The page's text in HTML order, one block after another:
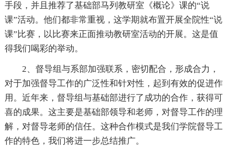
手段，并且推荐了基础部马列教研室《概论》课的“说
课”活动。他们都非常重视，这学期就布置开展全院性“说
课”比赛，以比赛来正面推动教研室活动的开展。这是值
得我们喝彩的举动。
2、督导组与系部加强联系，密切配合，形成合力，
对于加强督导工作的广泛性和针对性，起到有效的促进作
用。近年来，督导组与基础部进行了成功的合作，获得可
喜的成果。这主要是基础部领导和老师，对督导工作的理
解，对督导老师的信任。这种合作模式是我们学院督导工
作的特色，我们将进一步总结推广。